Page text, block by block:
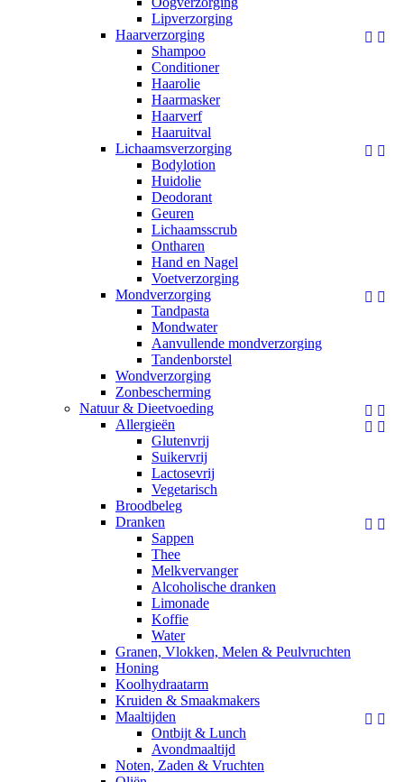
Lipverzorging
 
Haarverzorging
Shampoo
Conditioner
Haarolie
Haarmasker
Haarverf
Haaruitval
 
Lichaamsverzorging
Bodylotion
Huidolie
Deodorant
Geuren
Lichaamsscrub
Ontharen
Hand en Nagel
Voetverzorging
 
Mondverzorging
Tandpasta
Mondwater
Aanvullende mondverzorging
Tandenborstel
Wondverzorging
Zonbescherming
 
Natuur & Dieetvoeding
 
Allergieën
Glutenvrij
Suikervrij
Lactosevrij
Vegetarisch
Broodbeleg
 
Dranken
Sappen
Thee
Melkvervanger
Alcoholische dranken
Limonade
Koffie
Water
Granen, Vlokken, Melen & Peulvruchten
Honing
Koolhydraatarm
Kruiden & Smaakmakers
 
Maaltijden
Ontbijt & Lunch
Avondmaaltijd
Noten, Zaden & Vruchten